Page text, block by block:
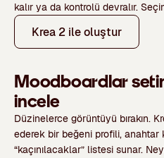
kalır ya da kontrolü devralır.
Krea 2 ile oluştur
Moodboardlar
incele
Düzinelerce görüntüyü bırakın.
ederek bir beğeni profili, anahtar
“kaçınılacaklar” listesi sunar.